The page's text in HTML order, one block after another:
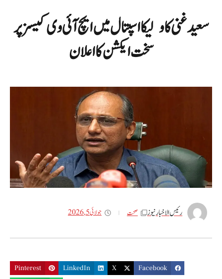
سعید غنی کا ولیکا اسپتال میں ایچ آئی وی کیسز پر
سخت ایکشن کا اعلان
رئیس الاخبار نیوز صحت جولائی 5, 2026
Facebook
X
LinkedIn
Pinterest